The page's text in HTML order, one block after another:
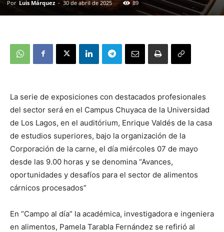
Por Luis Márquez - 30 de abril de 2025 89
La serie de exposiciones con destacados profesionales
del sector será en el Campus Chuyaca de la Universidad
de Los Lagos, en el auditórium, Enrique Valdés de la casa
de estudios superiores, bajo la organización de la
Corporación de la carne, el día miércoles 07 de mayo
desde las 9.00 horas y se denomina “Avances,
oportunidades y desafíos para el sector de alimentos
cárnicos procesados”
En “Campo al día” la académica, investigadora e ingeniera
en alimentos, Pamela Tarabla Fernández se refirió al